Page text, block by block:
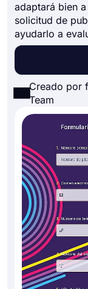
adaptará bien
solicitud de
ayudarlo a
Creado por
Team